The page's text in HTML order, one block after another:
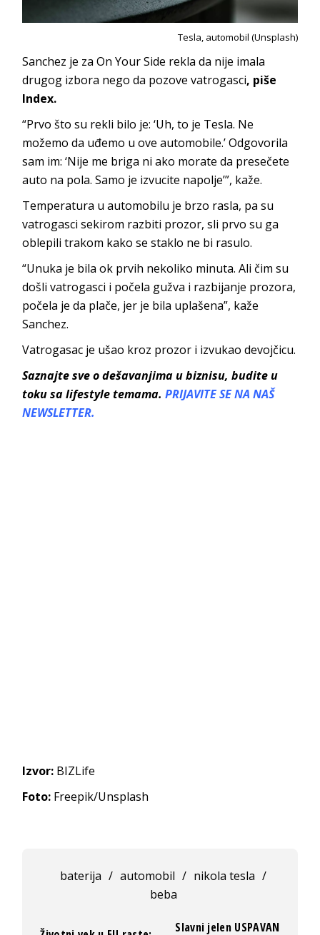
Tesla, automobil (Unsplash)
Sanchez je za On Your Side rekla da nije imala
drugog izbora nego da pozove vatrogasci, piše
Index.
“Prvo što su rekli bilo je: ‘Uh, to je Tesla. Ne
možemo da uđemo u ove automobile.’ Odgovorila
sam im: ‘Nije me briga ni ako morate da presečete
auto na pola. Samo je izvucite napolje’”, kaže.
Temperatura u automobilu je brzo rasla, pa su
vatrogasci sekirom razbiti prozor, sli prvo su ga
oblepili trakom kako se staklo ne bi rasulo.
“Unuka je bila ok prvih nekoliko minuta. Ali čim su
došli vatrogasci i počela gužva i razbijanje prozora,
počela je da plače, jer je bila uplašena”, kaže
Sanchez.
Vatrogasac je ušao kroz prozor i izvukao devojčicu.
Saznajte sve o dešavanjima u biznisu, budite u
toku sa lifestyle temama. PRIJAVITE SE NA NAŠ
NEWSLETTER.
Izvor: BIZLife
Foto: Freepik/Unsplash
baterija / automobil / nikola tesla /
beba
Slavni jelen USPAVAN